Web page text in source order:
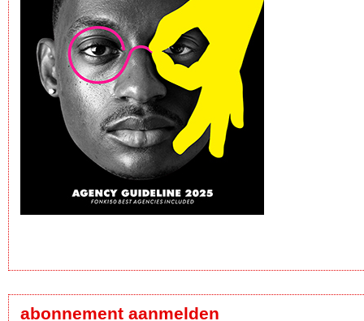
abonnement aanmelden